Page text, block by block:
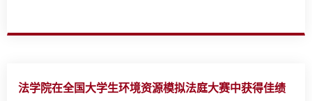
法学院在全国大学生环境资源模拟法庭大赛中获得佳绩